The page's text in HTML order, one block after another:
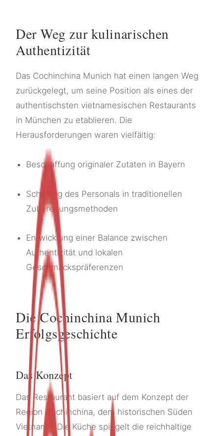
Der Weg zur kulinarischen
Authentizität
Das Cochinchina Munich hat einen langen Weg
zurückgelegt, um seine Position als eines der
authentischsten vietnamesischen Restaurants
in München zu etablieren. Die
Herausforderungen waren vielfältig:
Beschaffung originaler Zutaten in Bayern
Schulung des Personals in traditionellen
Zubereitungsmethoden
Entwicklung einer Balance zwischen
Authentizität und lokalen
Geschmackspräferenzen
Die Cochinchina Munich
Erfolgsgeschichte
Das Konzept
Das Restaurant basiert auf dem Konzept der
Region Cochinchina, dem historischen Süden
Vietnams. Die Küche spiegelt die reichhaltige